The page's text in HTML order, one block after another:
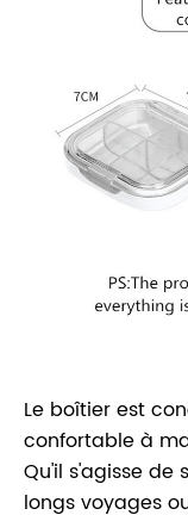
Le boîtier est
confortable à
Qu'il s'agisse
longs voyages